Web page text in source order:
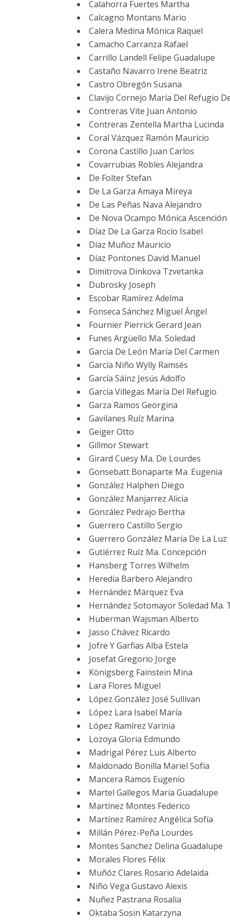
Calahorra Fuertes Martha
Calcagno Montans Mario
Calera Medina Mónica Raquel
Camacho Carranza Rafael
Carrillo Landell Felipe Guadalupe
Castaño Navarro Irene Beatriz
Castro Obregón Susana
Clavijo Cornejo María Del Refugio
Contreras Vite Juan Antonio
Contreras Zentella Martha Lucinda
Coral Vázquez Ramón Mauricio
Corona Castillo Juan Carlos
Covarrubias Robles Alejandra
De Folter Stefan
De La Garza Amaya Mireya
De Las Peñas Nava Alejandro
De Nova Ocampo Mónica Ascención
Díaz De La Garza Rocío Isabel
Díaz Muñoz Mauricio
Díaz Pontones David Manuel
Dimitrova Dinkova Tzvetanka
Dubrosky Joseph
Escobar Ramírez Adelma
Fonseca Sánchez Miguel Ángel
Fournier Pierrick Gerard Jean
Funes Argüello Ma. Soledad
García De León María Del Carmen
García Niño Wylly Ramsés
García Sáinz Jesús Adolfo
García Villegas María Del Refugio
Garza Ramos Georgina
Gavilanes Ruíz Marina
Geiger Otto
Gillmor Stewart
Girard Cuesy Ma. De Lourdes
Gonsebatt Bonaparte Ma. Eugenia
González Halphen Diego
González Manjarrez Alicia
González Pedrajo Bertha
Guerrero Castillo Sergio
Guerrero González María De La Luz
Gutiérrez Ruíz Ma. Concepción
Hansberg Torres Wilhelm
Heredia Barbero Alejandro
Hernández Márquez Eva
Hernández Sotomayor Soledad Ma.
Huberman Wajsman Alberto
Jasso Chávez Ricardo
Jofre Y Garfias Alba Estela
Josefat Gregorio Jorge
Königsberg Fainstein Mina
Lara Flores Miguel
López González José Sullivan
López Lara Isabel María
López Ramírez Varinia
Lozoya Gloria Edmundo
Madrigal Pérez Luis Alberto
Maldonado Bonilla Mariel Sofía
Mancera Ramos Eugenio
Martel Gallegos María Guadalupe
Martínez Montes Federico
Martínez Ramírez Angélica Sofía
Millán Pérez-Peña Lourdes
Montes Sanchez Delina Guadalupe
Morales Flores Félix
Muñóz Clares Rosario Adelaida
Niño Vega Gustavo Alexis
Nuñez Pastrana Rosalia
Oktaba Sosin Katarzyna